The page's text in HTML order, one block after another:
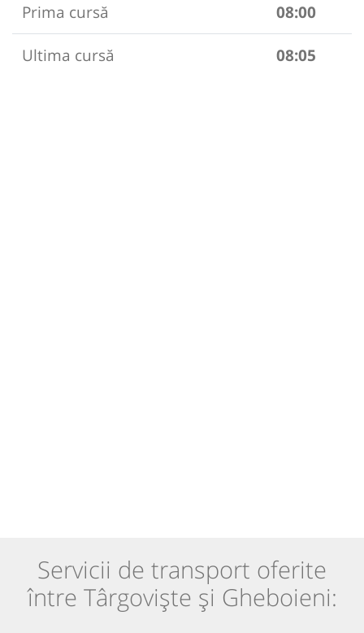
Prima cursă
08:00
Ultima cursă
08:05
Servicii de transport oferite
între Târgoviște și Gheboieni: